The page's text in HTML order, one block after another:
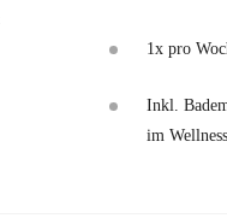
1x pro
Inkl.
im